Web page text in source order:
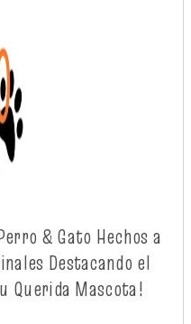
& Gato Hechos a
Destacando el
Querida Mascota!